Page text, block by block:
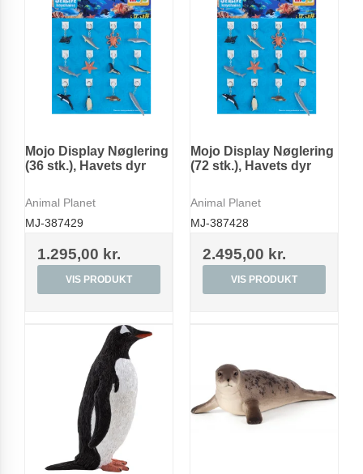
Mojo Display Nøglering
(36 stk.), Havets dyr
Animal Planet
MJ-387429
1.295,00 kr.
VIS PRODUKT
Mojo Display Nøglering
(72 stk.), Havets dyr
Animal Planet
MJ-387428
2.495,00 kr.
VIS PRODUKT